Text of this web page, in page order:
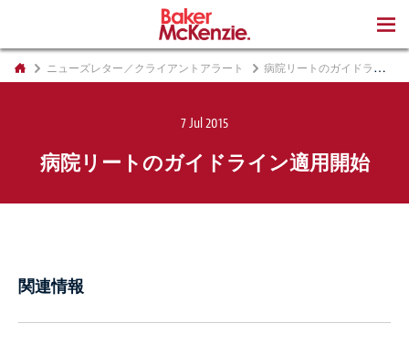
ニューズレター／クライアントアラート 病院リートのガイドライン適用開始
7 Jul 2015
病院リートのガイドライン適用開始
関連情報